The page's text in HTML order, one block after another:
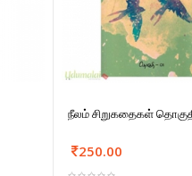
நீலம் சிறுகதைகள்
250.00